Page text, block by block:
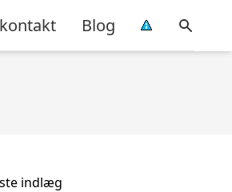
Blog
indlæg